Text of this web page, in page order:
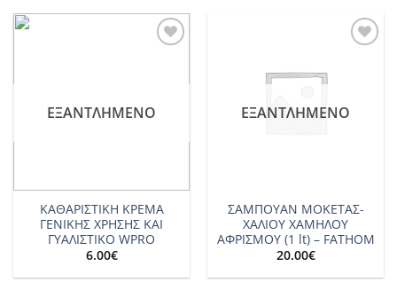
ΕΞΑΝΤΛΗΜΈΝΟ
ΚΑΘΑΡΙΣΤΙΚΗ ΚΡΕΜΑ
ΓΕΝΙΚΗΣ ΧΡΗΣΗΣ ΚΑΙ
ΓΥΑΛΙΣΤΙΚΟ WPRO
6.00€
ΕΞΑΝΤΛΗΜΈΝΟ
ΣΑΜΠΟΥΑΝ ΜΟΚΕΤΑΣ-
ΧΑΛΙΟΥ ΧΑΜΗΛΟΥ
ΑΦΡΙΣΜΟΥ (1 lt) – FATHOM
20.00€